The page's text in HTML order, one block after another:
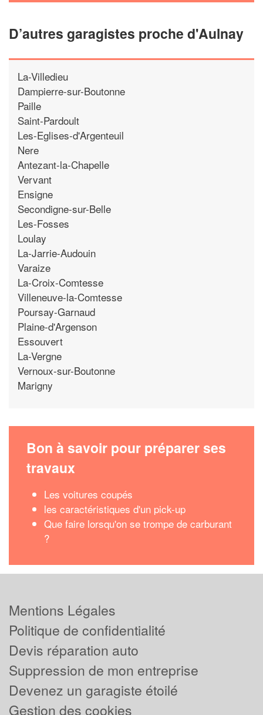
D’autres garagistes proche d'Aulnay
La-Villedieu
Dampierre-sur-Boutonne
Paille
Saint-Pardoult
Les-Eglises-d'Argenteuil
Nere
Antezant-la-Chapelle
Vervant
Ensigne
Secondigne-sur-Belle
Les-Fosses
Loulay
La-Jarrie-Audouin
Varaize
La-Croix-Comtesse
Villeneuve-la-Comtesse
Poursay-Garnaud
Plaine-d'Argenson
Essouvert
La-Vergne
Vernoux-sur-Boutonne
Marigny
Bon à savoir pour préparer ses
travaux
Les voitures coupés
les caractéristiques d'un pick-up
Que faire lorsqu'on se trompe de carburant
?
Mentions Légales
Politique de confidentialité
Devis réparation auto
Suppression de mon entreprise
Devenez un garagiste étoilé
Gestion des cookies